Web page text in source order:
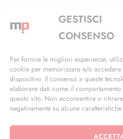
GESTISCI
CONSENSO
Per fornire le migliori esperienze,
cookie per memorizzare e/o
dispositivo. Il consenso a queste
elaborare dati come il
questo sito. Non acconsentire o
negativamente su alcune
Via Alfieri, 27 - Trezzano
+39 02 4846 3155
info@masterphil.it